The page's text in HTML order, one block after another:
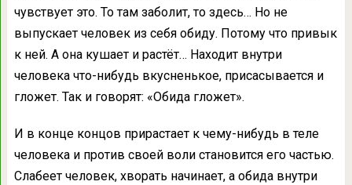
чувствует это. То там заболит, то здесь… Но не
выпускает человек из себя обиду. Потому что привык
к ней. А она кушает и растёт… Находит внутри
человека что-нибудь вкусненькое, присасывается и
гложет. Так и говорят: «Обида гложет».
И в конце концов прирастает к чему-нибудь в теле
человека и против своей воли становится его частью.
Слабеет человек, хворать начинает, а обида внутри